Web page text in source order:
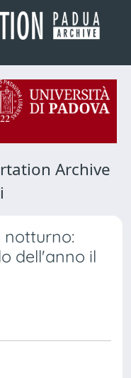
Archive
notturno:
dell'anno il